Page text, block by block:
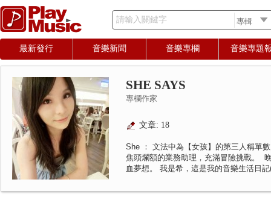
請輸入關鍵字
最新發行 音樂新聞 音樂專欄 音樂專題
SHE SAYS
專欄作家
文章: 18
She ： 文法中為【女孩】的第三人稱單
焦頭爛額的業務助理，充滿冒險挑戰。
血夢想。 我是希，這是我的音樂生活日